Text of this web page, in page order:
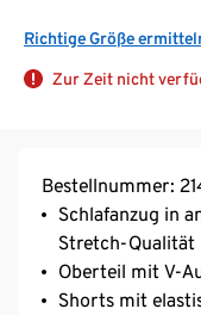
Richtige Größe
Zur Zeit nicht
Bestellnummer:
Schlafanzug in
Stretch-Qualität
Oberteil mit V-
Shorts mit